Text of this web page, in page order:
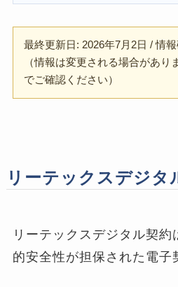
最終更新日: 2026年7月2日 / 情
（情報は変更される場合があり
でご確認ください）
リーテックスデジタ
リーテックスデジタル契約
的安全性が担保された電子